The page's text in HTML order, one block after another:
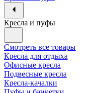
Кресла и пуфы
Смотреть все товары
Кресла для отдыха
Офисные кресла
Подвесные кресла
Кресла-качалки